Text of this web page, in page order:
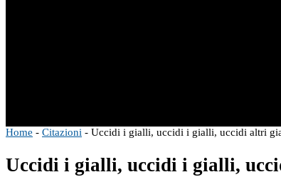
Home - Citazioni - Uccidi i gialli, uccidi i gialli, uccidi altri
Uccidi i gialli, uccidi i gialli,